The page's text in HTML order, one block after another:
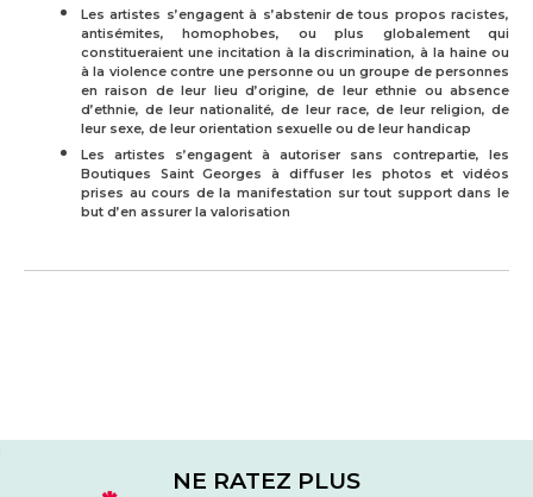
Les artistes s’engagent à s’abstenir de tous propos racistes,
antisémites, homophobes, ou plus globalement qui
constitueraient une incitation à la discrimination, à la haine ou
à la violence contre une personne ou un groupe de personnes
en raison de leur lieu d’origine, de leur ethnie ou absence
d’ethnie, de leur nationalité, de leur race, de leur religion, de
leur sexe, de leur orientation sexuelle ou de leur handicap
Les artistes s’engagent à autoriser sans contrepartie, les
Boutiques Saint Georges à diffuser les photos et vidéos
prises au cours de la manifestation sur tout support dans le
but d’en assurer la valorisation
NE RATEZ PLUS